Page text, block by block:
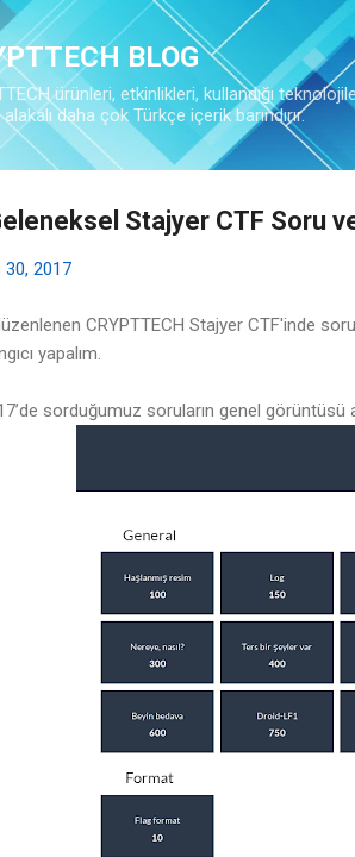
BLOG
ürünleri, etkinlikleri, kullandığı
daha çok Türkçe içerik barındırır.
Stajyer CTF Soru
30, 2017
CRYPTTECH Stajyer CTF'inde
yapalım.
sorduğumuz soruların genel görüntüsü